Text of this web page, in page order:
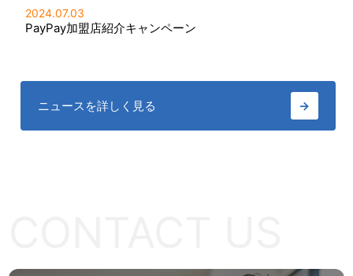
2024.07.03
PayPay加盟店紹介キャンペーン
ニュースを詳しく見る →